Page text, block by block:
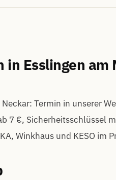
in Esslingen
Termin in unserer
7 €, Sicherheitsschlüssel
Winkhaus und KESO im